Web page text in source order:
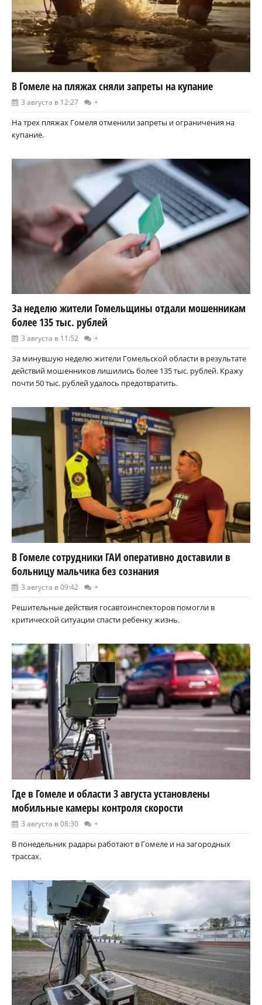
В Гомеле на пляжах сняли запреты на купание
3 августа в 12:27 +
На трех пляжах Гомеля отменили запреты и ограничения на
купание.
За неделю жители Гомельщины отдали мошенникам
более 135 тыс. рублей
3 августа в 11:52 +
За минувшую неделю жители Гомельской области в результате
действий мошенников лишились более 135 тыс. рублей. Кражу
почти 50 тыс. рублей удалось предотвратить.
В Гомеле сотрудники ГАИ оперативно доставили в
больницу мальчика без сознания
3 августа в 09:42 +
Решительные действия госавтоинспекторов помогли в
критической ситуации спасти ребенку жизнь.
Где в Гомеле и области 3 августа установлены
мобильные камеры контроля скорости
3 августа в 08:30 +
В понедельник радары работают в Гомеле и на загородных
трассах.